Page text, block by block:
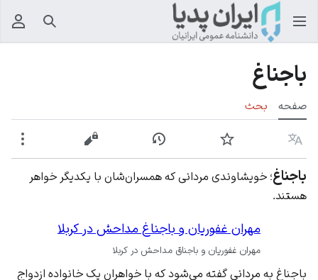
جستجو
باجناغ
صفحه بحث
زبان پیگیری نمایش تاریخچهنمایش مبدأ
باجناغ؛ خویشاوندی مردانی که همسران‌شان با یکدیگر خواهر
هستند.
مهران غفوریان و باجناغ مداحش در کربلا
مهران غفوریان و باجناق مداحش در کربلا
باجناغ به مردانی گفته می‌شود که با خواهران یک خانواده ازدواج